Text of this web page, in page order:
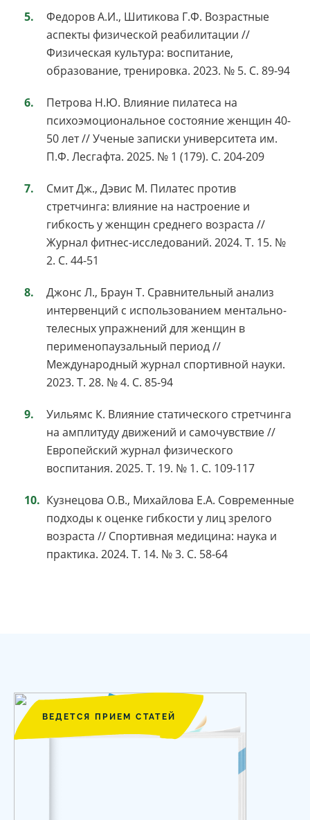
Федоров А.И., Шитикова Г.Ф. Возрастные
аспекты физической реабилитации //
Физическая культура: воспитание,
образование, тренировка. 2023. № 5. С. 89-94
Петрова Н.Ю. Влияние пилатеса на
психоэмоциональное состояние женщин 40-
50 лет // Ученые записки университета им.
П.Ф. Лесгафта. 2025. № 1 (179). С. 204-209
Смит Дж., Дэвис М. Пилатес против
стретчинга: влияние на настроение и
гибкость у женщин среднего возраста //
Журнал фитнес-исследований. 2024. Т. 15. №
2. С. 44-51
Джонс Л., Браун Т. Сравнительный анализ
интервенций с использованием ментально-
телесных упражнений для женщин в
перименопаузальный период //
Международный журнал спортивной науки.
2023. Т. 28. № 4. С. 85-94
Уильямс К. Влияние статического стретчинга
на амплитуду движений и самочувствие //
Европейский журнал физического
воспитания. 2025. Т. 19. № 1. С. 109-117
Кузнецова О.В., Михайлова Е.А. Современные
подходы к оценке гибкости у лиц зрелого
возраста // Спортивная медицина: наука и
практика. 2024. Т. 14. № 3. С. 58-64
ВЕДЕТСЯ ПРИЕМ СТАТЕЙ